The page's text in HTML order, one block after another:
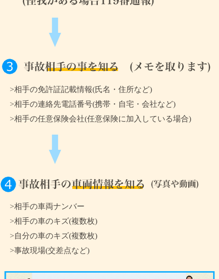
>相手の免許証記載情報(氏名・住所など)
>相手の連絡先電話番号(携帯・自宅・会社など)
>相手の任意保険会社(任意保険に加入している場合)
>相手の車両ナンバー
>相手の車のキズ(複数枚)
>自分の車のキズ(複数枚)
>事故現場(交差点など)